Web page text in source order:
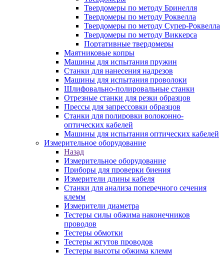
Твердомеры по методу Бринелля
Твердомеры по методу Роквелла
Твердомеры по методу Супер-Роквелла
Твердомеры по методу Виккерса
Портативные твердомеры
Маятниковые копры
Машины для испытания пружин
Станки для нанесения надрезов
Машины для испытания проволоки
Шлифовально-полировальные станки
Отрезные станки для резки образцов
Прессы для запрессовки образцов
Станки для полировки волоконно-
оптических кабелей
Машины для испытания оптических кабелей
Измерительное оборудование
Назад
Измерительное оборудование
Приборы для проверки биения
Измерители длины кабеля
Станки для анализа поперечного сечения
клемм
Измерители диаметра
Тестеры силы обжима наконечников
проводов
Тестеры обмотки
Тестеры жгутов проводов
Тестеры высоты обжима клемм